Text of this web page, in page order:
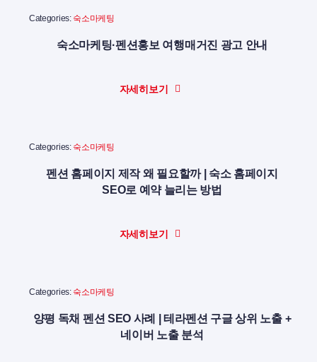
Categories: 숙소마케팅
숙소마케팅·펜션홍보 여행매거진 광고 안내
자세히보기
Categories: 숙소마케팅
펜션 홈페이지 제작 왜 필요할까 | 숙소 홈페이지
SEO로 예약 늘리는 방법
자세히보기
Categories: 숙소마케팅
양평 독채 펜션 SEO 사례 | 테라펜션 구글 상위 노출 +
네이버 노출 분석